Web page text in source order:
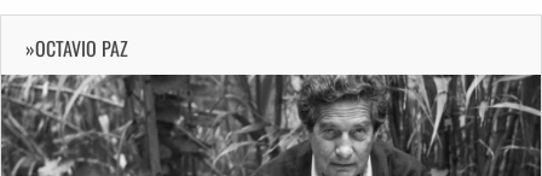
»OCTAVIO PAZ